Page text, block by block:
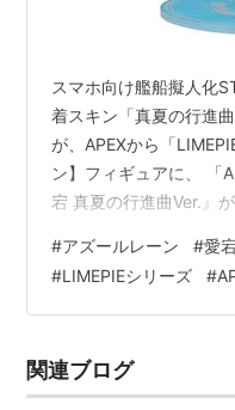
スマホ向け艦船擬人化
着スキン「真夏の行進
が、APEXから「
ン】フィギュアに、 「
宕 真夏の行進曲Ver.』
LIMEPIEシリーズ『愛
ン 1/8 完成品フィギュ
予定です♪ 【駿河屋】
【Amazon】ア…
#アズールレーン #愛
#LIMEPIEシリーズ #
関連ブログ